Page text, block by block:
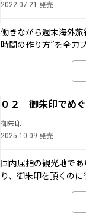
2022.07.21 発売
働きながら週末海外
時間の作り方”を全力
０２ 御朱印でめ
御朱印
2025.10.09 発売
国内屈指の観光地で
り、御朱印を頂くのに